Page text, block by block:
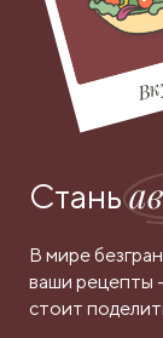
Стань
В мире
ваши рецепты
стоит